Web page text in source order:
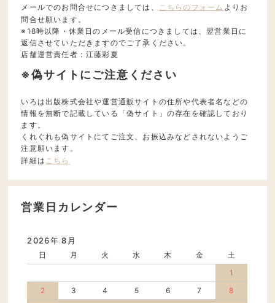
メールでのお問合せにつきましては、 こちらのフォーム よりお
問合せ願います。
※18時以降・休業日のメール受信につきましては、翌営業日に
返信させていただきますのでご了承ください。
店舗運営責任者：江藤彩夏
※偽サイトにご注意ください
いろは出版株式会社や運営通販サイトの住所や代表者名などの
情報を無断で記載している「偽サイト」の存在を確認しており
ます。
くれぐれも偽サイトにてご注文、お振込みなどされないようご
注意願います。
詳細は こちら
営業日カレンダー
2026年 8月
日 月 火 水 木 金
土
1
2
3 4 5 6 7
8